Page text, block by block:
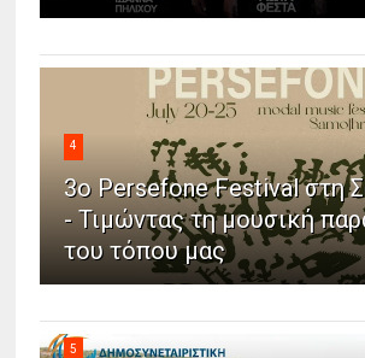
4
3ο Persefone Festival στη
- Τιμώντας τη μουσική
του τόπου μας
5